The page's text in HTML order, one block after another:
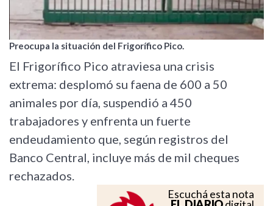
Preocupa la situación del Frigorífico Pico.
El Frigorífico Pico atraviesa una crisis
extrema: desplomó su faena de 600 a 50
animales por día, suspendió a 450
trabajadores y enfrenta un fuerte
endeudamiento que, según registros del
Banco Central, incluye más de mil cheques
rechazados.
Escuchá esta nota